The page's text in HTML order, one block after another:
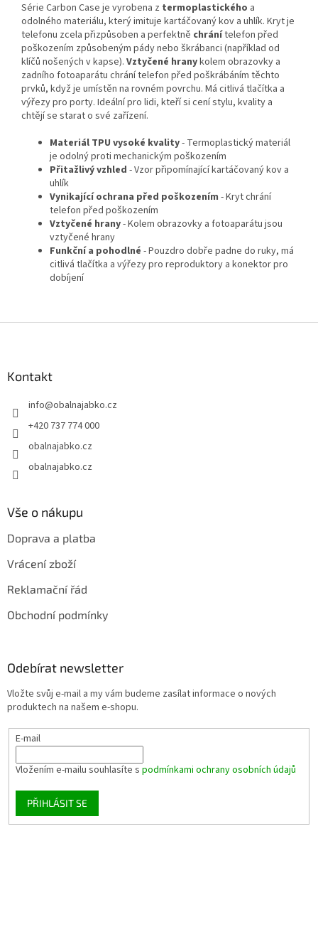
Série Carbon Case je vyrobena z termoplastického a
odolného materiálu, který imituje kartáčovaný kov a uhlík. Kryt je
telefonu zcela přizpůsoben a perfektně chránítelefon před
poškozením způsobeným pády nebo škrábanci (například od
klíčů nošených v kapse). Vztyčené hranykolem obrazovky a
zadního fotoaparátu chrání telefon před poškrábáním těchto
prvků, když je umístěn na rovném povrchu. Má citlivá tlačítka a
výřezy pro porty. Ideální pro lidi, kteří si cení stylu, kvality a
chtějí se starat o své zařízení.
Materiál TPU vysoké kvality- Termoplastický materiál
je odolný proti mechanickým poškozením
Přitažlivý vzhled - Vzor připomínající kartáčovaný kov a
uhlík
Vynikající ochrana před poškozením - Kryt chrání
telefon před poškozením
Vztyčené hrany- Kolem obrazovky a fotoaparátu jsou
vztyčené hrany
Funkční a pohodlné - Pouzdro dobře padne do ruky, má
citlivá tlačítka a výřezy pro reproduktory a konektor pro
dobíjení
Kontakt
info@obalnajabko.cz
+420 737 774 000
obalnajabko.cz
obalnajabko.cz
Vše o nákupu
Doprava a platba
Vrácení zboží
Reklamační řád
Obchodní podmínky
Odebírat newsletter
Vložte svůj e-mail a my vám budeme zasílat informace o nových
produktech na našem e-shopu.
E-mail
Vložením e-mailu souhlasíte s podmínkami ochrany osobních údajů
PŘIHLÁSIT SE